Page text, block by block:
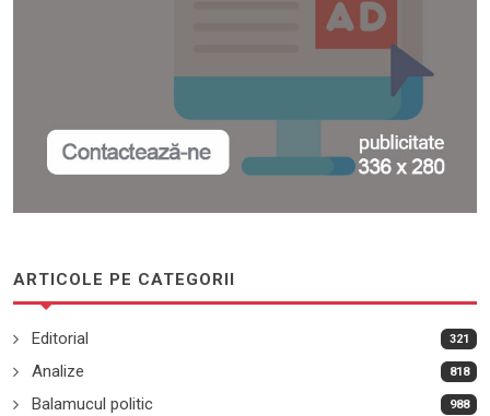
ARTICOLE PE CATEGORII
Editorial 321
Analize 818
Balamucul politic 988